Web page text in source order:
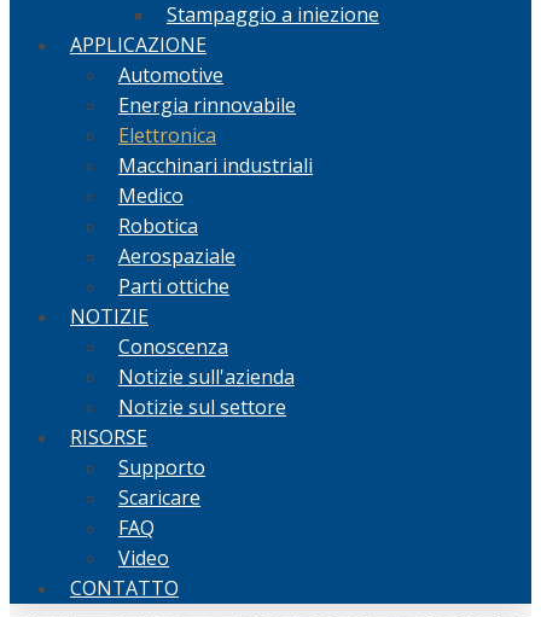
Stampaggio a iniezione
APPLICAZIONE
Automotive
Energia rinnovabile
Elettronica
Macchinari industriali
Medico
Robotica
Aerospaziale
Parti ottiche
NOTIZIE
Conoscenza
Notizie sull'azienda
Notizie sul settore
RISORSE
Supporto
Scaricare
FAQ
Video
CONTATTO